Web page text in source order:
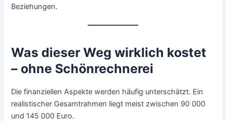
Beziehungen.
Was dieser Weg wirklich kostet
– ohne Schönrechnerei
Die finanziellen Aspekte werden häufig unterschätzt. Ein
realistischer Gesamtrahmen liegt meist zwischen 90 000
und 145 000 Euro.